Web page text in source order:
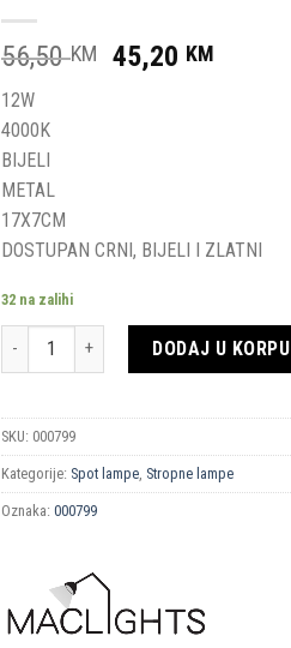
56,50KM
Original
45,20 KM
12W
4000K
BIJELI
METAL
17X7CM
DOSTUPAN CRNI, BIJELI I ZLATNI
32 na zalihi
Količina DODAJ U KORPU
SKU: 000799
Kategorije: Spot lampe Stropne lampe
Oznaka: 000799